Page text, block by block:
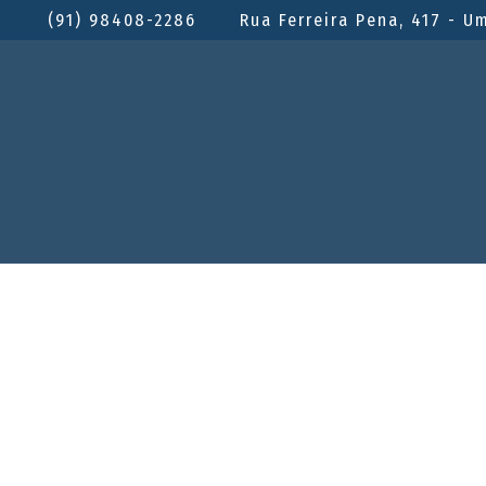
(91) 98408-2286 Rua Ferreira Pena, 417 -